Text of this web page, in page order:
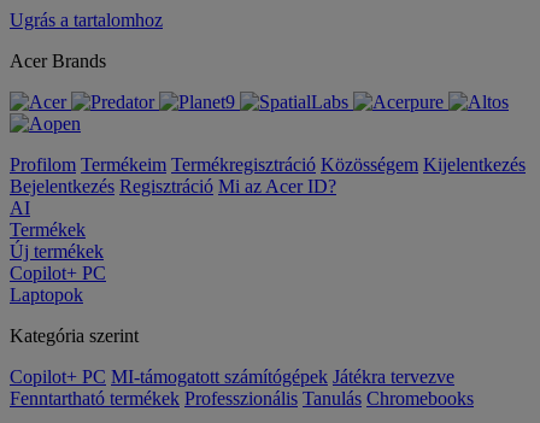
Ugrás a tartalomhoz
Acer Brands
Profilom Termékeim Termékregisztráció Közösségem Kijelentkezés
Bejelentkezés Regisztráció Mi az Acer ID?
AI
Termékek
Új termékek
Copilot+ PC
Laptopok
Kategória szerint
Copilot+ PC MI-támogatott számítógépek Játékra tervezve
Fenntartható termékek Professzionális Tanulás Chromebooks